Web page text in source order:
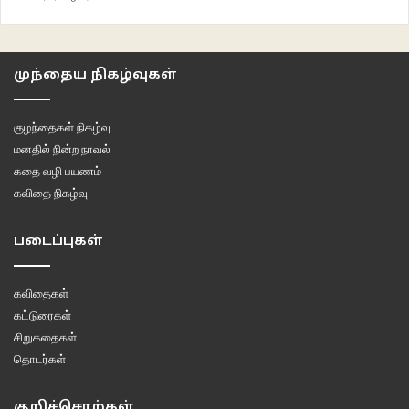
புதரையும்,நாய்த்துளசியையும், கொருவை முள்ளையும், ஊசி, கொழுக்கட்டைப்
பொம்மலாட்டத்தில் மகாராஜாக்கள்
பாடுபட்டிருப்பாள். சில கதைகளின் முடிவுகள் கதைக்காக என்றில்லாமல்
எதார்த்தமாய் முடிகிறது. இப்படித்தான் கதை முடியவேண்டும் என்ற
விதிமுறைகள் இல்லைதானே.
முந்தைய நிகழ்வுகள்
குழந்தைகள் நிகழ்வு
மனதில் நின்ற நாவல்
கதை வழி பயணம்
கவிதை நிகழ்வு
படைப்புகள்
கவிதைகள்
கட்டுரைகள்
சிறுகதைகள்
தொடர்கள்